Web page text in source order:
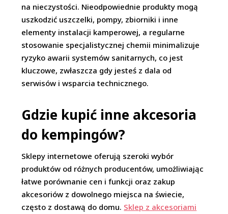
na nieczystości. Nieodpowiednie produkty mogą
uszkodzić uszczelki, pompy, zbiorniki i inne
elementy instalacji kamperowej, a regularne
stosowanie specjalistycznej chemii minimalizuje
ryzyko awarii systemów sanitarnych, co jest
kluczowe, zwłaszcza gdy jesteś z dala od
serwisów i wsparcia technicznego.
Gdzie kupić inne akcesoria
do kempingów?
Sklepy internetowe oferują szeroki wybór
produktów od różnych producentów, umożliwiając
łatwe porównanie cen i funkcji oraz zakup
akcesoriów z dowolnego miejsca na świecie,
często z dostawą do domu. Sklep z akcesoriami